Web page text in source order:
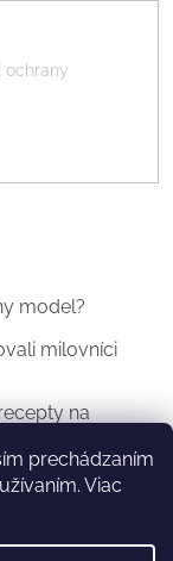
prechádzaním
Viac
ochrany
model?
milovníci
na